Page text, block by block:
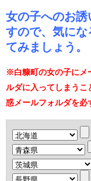
女の子へのお誘
すので、気に
てみましょう。
※白糠町の女の子にメ
ルダに入ってしまう
惑メールフォルダを必